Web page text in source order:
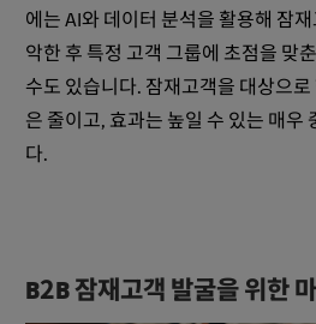
에는 AI와 데이터 분석을 활용해 잠
악한 후 특정 고객 그룹에 초점을 맞
수도 있습니다. 잠재고객을 대상으
은 줄이고, 효과는 높일 수 있는 매우
다.
B2B 잠재고객 발굴을 위한